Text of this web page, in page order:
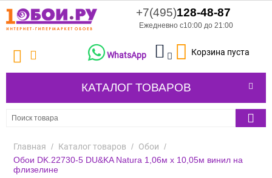
+7(495)128-48-87
Ежедневно с10:00 до 21:00
Корзина пуста
WhatsApp
КАТАЛОГ ТОВАРОВ
Главная / Каталог товаров / Обои /
Обои DK.22730-5 DU&KA Natura 1,06м х 10,05м винил на
флизелине